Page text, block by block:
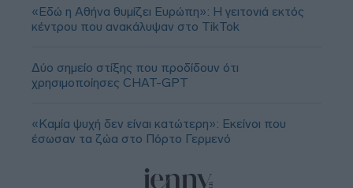
«Εδώ η Αθήνα θυμίζει Ευρώπη»: H γειτονιά εκτός
κέντρου που ανακάλυψαν στο TikTok
Δύο σημείο στίξης που προδίδουν ότι
χρησιμοποίησες CHAT-GPT
«Καμία ψυχή δεν είναι κατώτερη»: Εκείνοι που
έσωσαν τα ζώα στο Πόρτο Γερμενό